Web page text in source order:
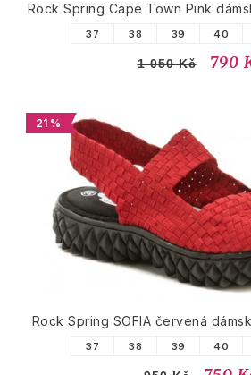
Rock Spring Cape Town Pink
37 38 39 40
1 050 Kč 790
21 %
Rock Spring SOFIA červená
37 38 39 40